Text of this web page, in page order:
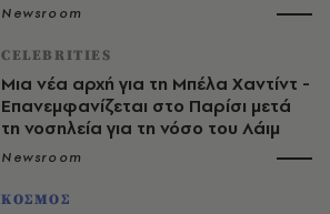
Newsroom
CELEBRITIES
Μια νέα αρχή για τη Μπέλα Χαντίντ -
Επανεμφανίζεται στο Παρίσι μετά
τη νοσηλεία για τη νόσο του Λάιμ
Newsroom
ΚΟΣΜΟΣ